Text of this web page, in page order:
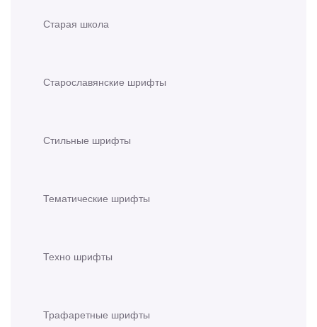
Старая школа
Старославянские шрифты
Стильные шрифты
Тематические шрифты
Техно шрифты
Трафаретные шрифты